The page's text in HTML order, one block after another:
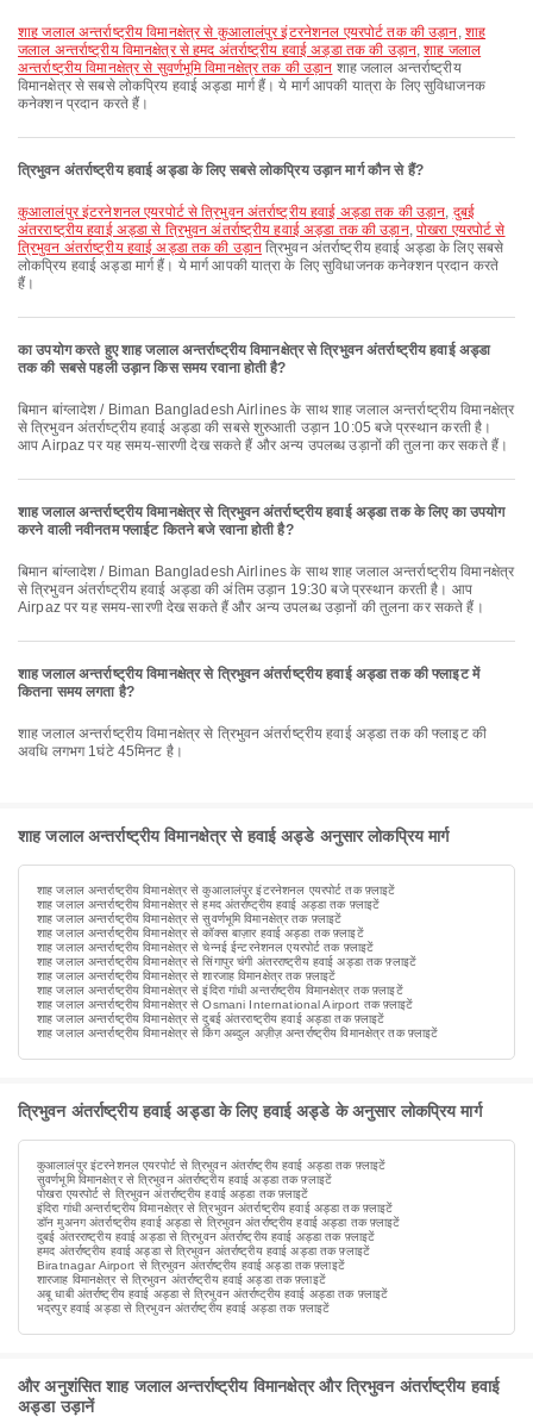
शाह जलाल अन्तर्राष्ट्रीय विमानक्षेत्र से कुआलालंपुर इंटरनेशनल एयरपोर्ट तक की उड़ान, शाह
जलाल अन्तर्राष्ट्रीय विमानक्षेत्र से हमद अंतर्राष्ट्रीय हवाई अड्डा तक की उड़ान,शाह जलाल
अन्तर्राष्ट्रीय विमानक्षेत्र से सुवर्णभूमि विमानक्षेत्र तक की उड़ान शाह जलाल अन्तर्राष्ट्रीय
विमानक्षेत्र से सबसे लोकप्रिय हवाई अड्डा मार्ग हैं। ये मार्ग आपकी यात्रा के लिए सुविधाजनक
कनेक्शन प्रदान करते हैं।
त्रिभुवन अंतर्राष्ट्रीय हवाई अड्डा के लिए सबसे लोकप्रिय उड़ान मार्ग कौन से हैं?
कुआलालंपुर इंटरनेशनल एयरपोर्ट से त्रिभुवन अंतर्राष्ट्रीय हवाई अड्डा तक की उड़ान, दुबई
अंतरराष्ट्रीय हवाई अड्डा से त्रिभुवन अंतर्राष्ट्रीय हवाई अड्डा तक की उड़ान,पोखरा एयरपोर्ट से
त्रिभुवन अंतर्राष्ट्रीय हवाई अड्डा तक की उड़ान त्रिभुवन अंतर्राष्ट्रीय हवाई अड्डा के लिए सबसे
लोकप्रिय हवाई अड्डा मार्ग हैं। ये मार्ग आपकी यात्रा के लिए सुविधाजनक कनेक्शन प्रदान करते
हैं।
का उपयोग करते हुए शाह जलाल अन्तर्राष्ट्रीय विमानक्षेत्र से त्रिभुवन अंतर्राष्ट्रीय हवाई अड्डा
तक की सबसे पहली उड़ान किस समय रवाना होती है?
बिमान बांग्लादेश / Biman Bangladesh Airlines के साथ शाह जलाल अन्तर्राष्ट्रीय विमानक्षेत्र
से त्रिभुवन अंतर्राष्ट्रीय हवाई अड्डा की सबसे शुरुआती उड़ान 10:05 बजे प्रस्थान करती है।
आप Airpaz पर यह समय-सारणी देख सकते हैं और अन्य उपलब्ध उड़ानों की तुलना कर सकते हैं।
शाह जलाल अन्तर्राष्ट्रीय विमानक्षेत्र से त्रिभुवन अंतर्राष्ट्रीय हवाई अड्डा तक के लिए का उपयोग
करने वाली नवीनतम फ्लाईट कितने बजे रवाना होती है?
बिमान बांग्लादेश / Biman Bangladesh Airlines के साथ शाह जलाल अन्तर्राष्ट्रीय विमानक्षेत्र
से त्रिभुवन अंतर्राष्ट्रीय हवाई अड्डा की अंतिम उड़ान 19:30 बजे प्रस्थान करती है। आप
Airpaz पर यह समय-सारणी देख सकते हैं और अन्य उपलब्ध उड़ानों की तुलना कर सकते हैं।
शाह जलाल अन्तर्राष्ट्रीय विमानक्षेत्र से त्रिभुवन अंतर्राष्ट्रीय हवाई अड्डा तक की फ्लाइट में
कितना समय लगता है?
शाह जलाल अन्तर्राष्ट्रीय विमानक्षेत्र से त्रिभुवन अंतर्राष्ट्रीय हवाई अड्डा तक की फ्लाइट की
अवधि लगभग 1घंटे 45मिनट है।
शाह जलाल अन्तर्राष्ट्रीय विमानक्षेत्र से हवाई अड्डे अनुसार लोकप्रिय मार्ग
शाह जलाल अन्तर्राष्ट्रीय विमानक्षेत्र से कुआलालंपुर इंटरनेशनल एयरपोर्ट तक फ़्लाइटें
शाह जलाल अन्तर्राष्ट्रीय विमानक्षेत्र से हमद अंतर्राष्ट्रीय हवाई अड्डा तक फ़्लाइटें
शाह जलाल अन्तर्राष्ट्रीय विमानक्षेत्र से सुवर्णभूमि विमानक्षेत्र तक फ़्लाइटें
शाह जलाल अन्तर्राष्ट्रीय विमानक्षेत्र से कॉक्स बाज़ार हवाई अड्डा तक फ़्लाइटें
शाह जलाल अन्तर्राष्ट्रीय विमानक्षेत्र से चेन्नई ईन्टरनेशनल एयरपोर्ट तक फ़्लाइटें
शाह जलाल अन्तर्राष्ट्रीय विमानक्षेत्र से सिंगापुर चंगी अंतरराष्ट्रीय हवाई अड्डा तक फ़्लाइटें
शाह जलाल अन्तर्राष्ट्रीय विमानक्षेत्र से शारजाह विमानक्षेत्र तक फ़्लाइटें
शाह जलाल अन्तर्राष्ट्रीय विमानक्षेत्र से इंदिरा गांधी अन्तर्राष्ट्रीय विमानक्षेत्र तक फ़्लाइटें
शाह जलाल अन्तर्राष्ट्रीय विमानक्षेत्र से Osmani International Airport तक फ़्लाइटें
शाह जलाल अन्तर्राष्ट्रीय विमानक्षेत्र से दुबई अंतरराष्ट्रीय हवाई अड्डा तक फ़्लाइटें
शाह जलाल अन्तर्राष्ट्रीय विमानक्षेत्र से किंग अब्दुल अज़ीज़ अन्तर्राष्ट्रीय विमानक्षेत्र तक फ़्लाइटें
त्रिभुवन अंतर्राष्ट्रीय हवाई अड्डा के लिए हवाई अड्डे के अनुसार लोकप्रिय मार्ग
कुआलालंपुर इंटरनेशनल एयरपोर्ट से त्रिभुवन अंतर्राष्ट्रीय हवाई अड्डा तक फ़्लाइटें
सुवर्णभूमि विमानक्षेत्र से त्रिभुवन अंतर्राष्ट्रीय हवाई अड्डा तक फ़्लाइटें
पोखरा एयरपोर्ट से त्रिभुवन अंतर्राष्ट्रीय हवाई अड्डा तक फ़्लाइटें
इंदिरा गांधी अन्तर्राष्ट्रीय विमानक्षेत्र से त्रिभुवन अंतर्राष्ट्रीय हवाई अड्डा तक फ़्लाइटें
डॉन मुअनग अंतर्राष्ट्रीय हवाई अड्डा से त्रिभुवन अंतर्राष्ट्रीय हवाई अड्डा तक फ़्लाइटें
दुबई अंतरराष्ट्रीय हवाई अड्डा से त्रिभुवन अंतर्राष्ट्रीय हवाई अड्डा तक फ़्लाइटें
हमद अंतर्राष्ट्रीय हवाई अड्डा से त्रिभुवन अंतर्राष्ट्रीय हवाई अड्डा तक फ़्लाइटें
Biratnagar Airport से त्रिभुवन अंतर्राष्ट्रीय हवाई अड्डा तक फ़्लाइटें
शारजाह विमानक्षेत्र से त्रिभुवन अंतर्राष्ट्रीय हवाई अड्डा तक फ़्लाइटें
अबू धाबी अंतर्राष्ट्रीय हवाई अड्डा से त्रिभुवन अंतर्राष्ट्रीय हवाई अड्डा तक फ़्लाइटें
भद्रपुर हवाई अड्डा से त्रिभुवन अंतर्राष्ट्रीय हवाई अड्डा तक फ़्लाइटें
और अनुशंसित शाह जलाल अन्तर्राष्ट्रीय विमानक्षेत्र और त्रिभुवन अंतर्राष्ट्रीय हवाई
अड्डा उड़ानें